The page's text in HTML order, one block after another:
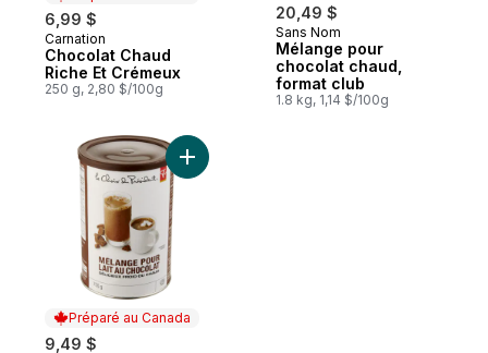
6,99 $
Préparé au Canada
Carnation
Chocolat Chaud
Riche Et Crémeux
250 g, 2,80 $/100g
20,49 $
Sans Nom
Mélange pour
chocolat chaud,
format club
1.8 kg, 1,14 $/100g
Préparé au Canada
9,49 $
Ajouter Mélange pour lait au chocolat au